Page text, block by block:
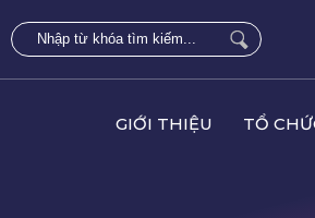
GIỚI THIỆU TỔ